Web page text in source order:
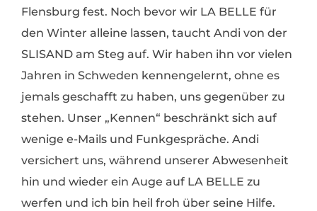
Flensburg fest. Noch bevor wir LA BELLE für
den Winter alleine lassen, taucht Andi von der
SLISAND am Steg auf. Wir haben ihn vor vielen
Jahren in Schweden kennengelernt, ohne es
jemals geschafft zu haben, uns gegenüber zu
stehen. Unser „Kennen“ beschränkt sich auf
wenige e-Mails und Funkgespräche. Andi
versichert uns, während unserer Abwesenheit
hin und wieder ein Auge auf LA BELLE zu
werfen und ich bin heil froh über seine Hilfe.